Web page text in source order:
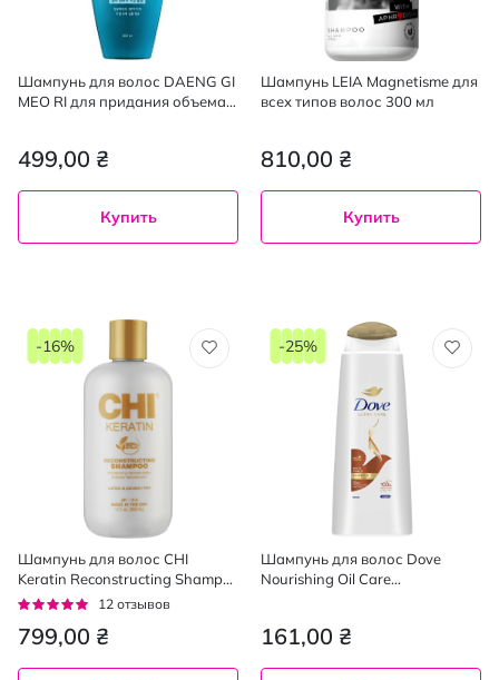
Шампунь для волос DAENG GI
MEO RI для придания объема,
499,00 ₴
Купить
Шампунь LEIA Magnetisme для
всех типов волос 300 мл
810,00 ₴
Купить
Шампунь для волос CHI
Keratin Reconstructing Shampoo
восстанавливающий
Рейтинг:
12 отзывов
799,00 ₴
-16%
Шампунь для волос Dove
Nourishing Oil Care
161,00 ₴
-25%